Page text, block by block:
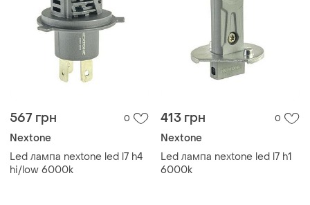
567 грн 0
Nextone
Led лампа nextone led l7 h4
hi/low 6000k
413 грн 0
Nextone
Led лампа nextone led l7 h1
6000k